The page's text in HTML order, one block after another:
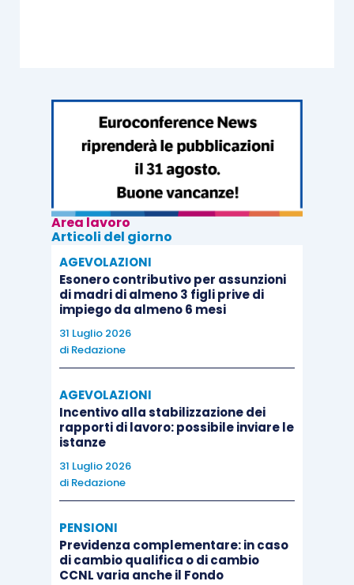
Area lavoro
Articoli del giorno
AGEVOLAZIONI
Esonero contributivo per assunzioni
di madri di almeno 3 figli prive di
impiego da almeno 6 mesi
31 Luglio 2026
di Redazione
AGEVOLAZIONI
Incentivo alla stabilizzazione dei
rapporti di lavoro: possibile inviare le
istanze
31 Luglio 2026
di Redazione
PENSIONI
Previdenza complementare: in caso
di cambio qualifica o di cambio
CCNL varia anche il Fondo